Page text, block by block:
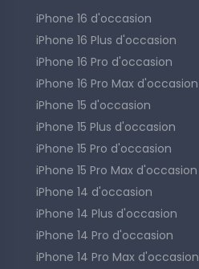
iPhone 16 d'occasion
iPhone 16 Plus d'occasion
iPhone 16 Pro d'occasion
iPhone 16 Pro Max d'occasion
iPhone 15 d'occasion
iPhone 15 Plus d'occasion
iPhone 15 Pro d'occasion
iPhone 15 Pro Max d'occasion
iPhone 14 d'occasion
iPhone 14 Plus d'occasion
iPhone 14 Pro d'occasion
iPhone 14 Pro Max d'occasion